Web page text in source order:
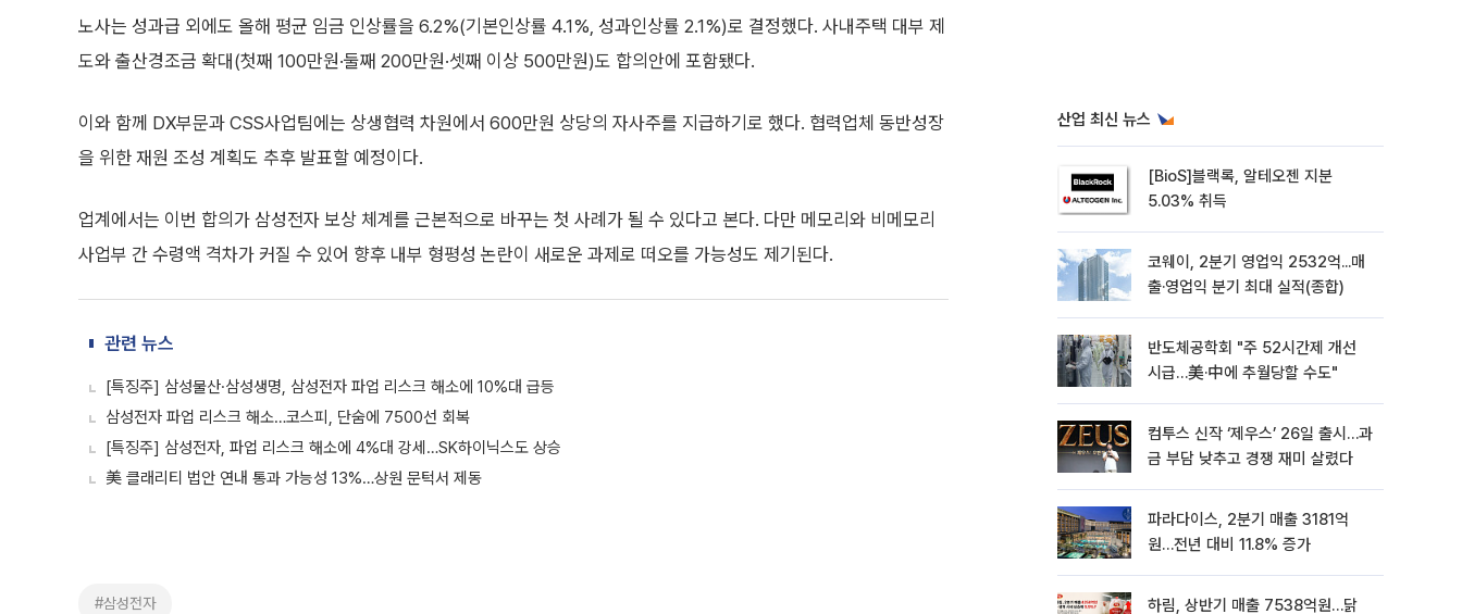
노사는 성과급 외에도 올해 평균 임금 인상률을 6.2%(기본인상률 4.1%, 성과인상률 2.1%)로 결정했다. 사내주택 대부 제
도와 출산경조금 확대(첫째 100만원·둘째 200만원·셋째 이상 500만원)도 합의안에 포함됐다.
이와 함께 DX부문과 CSS사업팀에는 상생협력 차원에서 600만원 상당의 자사주를 지급하기로 했다. 협력업체 동반성장
을 위한 재원 조성 계획도 추후 발표할 예정이다.
업계에서는 이번 합의가 삼성전자 보상 체계를 근본적으로 바꾸는 첫 사례가 될 수 있다고 본다. 다만 메모리와 비메모리
사업부 간 수령액 격차가 커질 수 있어 향후 내부 형평성 논란이 새로운 과제로 떠오를 가능성도 제기된다.
관련 뉴스
[특징주] 삼성물산·삼성생명, 삼성전자 파업 리스크 해소에 10%대 급등
삼성전자 파업 리스크 해소…코스피, 단숨에 7500선 회복
[특징주] 삼성전자, 파업 리스크 해소에 4%대 강세…SK하이닉스도 상승
美 클래리티 법안 연내 통과 가능성 13%…상원 문턱서 제동
#삼성전자
산업 최신 뉴스
[BioS]블랙록, 알테오젠 지분
5.03% 취득
코웨이, 2분기 영업익 2532억...매
출·영업익 분기 최대 실적(종합)
반도체공학회 "주 52시간제 개선
시급…美·中에 추월당할 수도"
컴투스 신작 ‘제우스’ 26일 출시…과
금 부담 낮추고 경쟁 재미 살렸다
파라다이스, 2분기 매출 3181억
원…전년 대비 11.8% 증가
하림, 상반기 매출 7538억원…닭